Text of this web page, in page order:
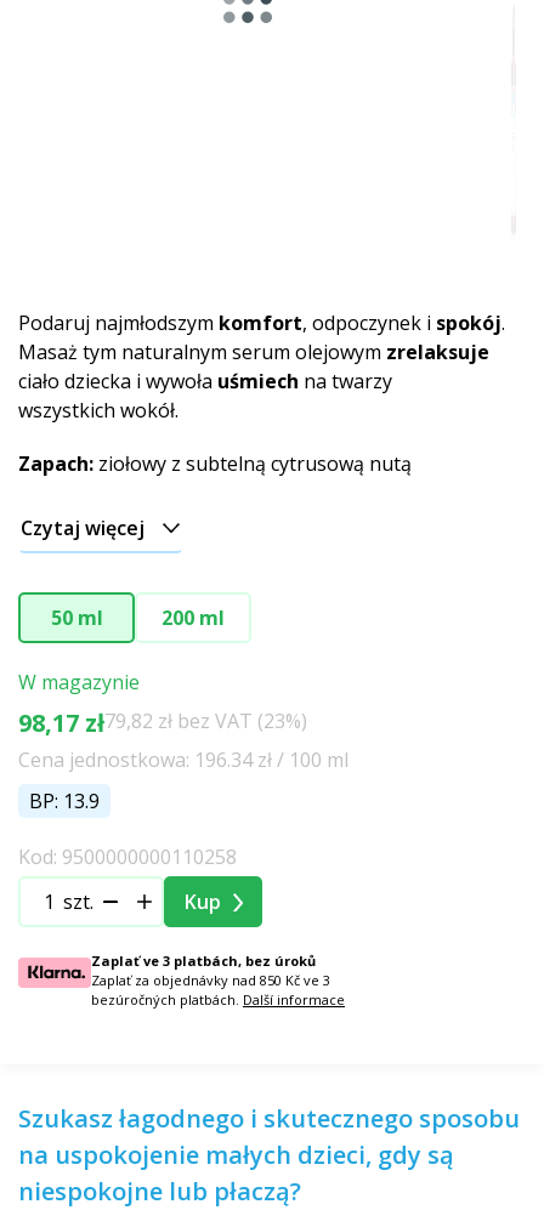
Podaruj najmłodszym komfort, odpoczynek i spokój.
Masaż tym naturalnym serum olejowym zrelaksuje
ciało dziecka i wywoła uśmiech na twarzy
wszystkich wokół.
Zapach: ziołowy z subtelną cytrusową nutą
Czytaj więcej
50 ml 200 ml
W magazynie
98,17 zł79,82 zł bez VAT (23%)
Cena jednostkowa: 196.34 zł / 100 ml
BP: 13.9
Kod: 9500000000110258
szt.
Kup
Zaplať ve 3 platbách, bez úroků
Zaplať za objednávky nad 850 Kč ve 3
bezúročných platbách. Další informace
Szukasz łagodnego i skutecznego sposobu
na uspokojenie małych dzieci, gdy są
niespokojne lub płaczą?